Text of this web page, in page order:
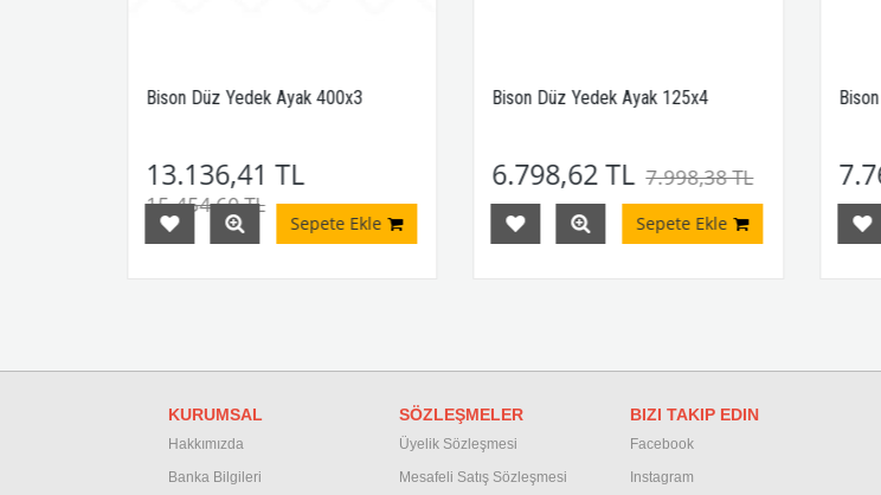
Bison Düz Yedek Ayak 400x3
13.136,41 TL
15.454,60 TL
Sepete Ekle
Bison Düz Yedek Ayak 125x4
6.798,62 TL 7.998,38 TL
Sepete Ekle
KURUMSAL
Hakkımızda
Banka Bilgileri
SÖZLEŞMELER
Üyelik Sözleşmesi
Mesafeli Satış Sözleşmesi
BIZI TAKIP EDIN
Facebook
Instagram